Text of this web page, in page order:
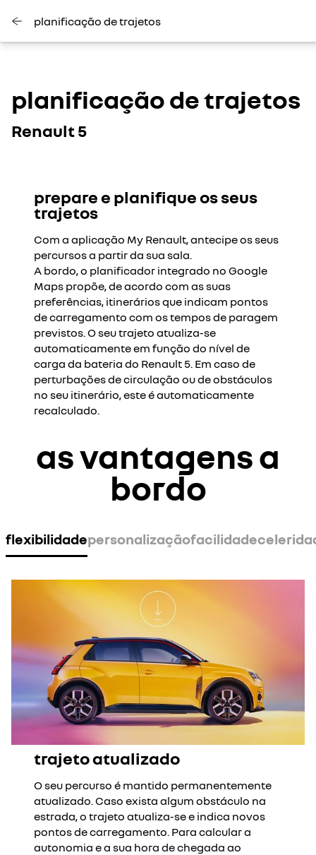
planificação de trajetos
planificação de trajetos
Renault 5
O Youtube está desativado. Autorize o depósito de cookies
sociais para aceder ao conteúdo. (CTA - Permitir)
recusar todos
aceitar todos
prepare e planifique os seus
trajetos
Com a aplicação My Renault, antecipe os seus
percursos a partir da sua sala.
A bordo, o planificador integrado no Google
Maps propõe, de acordo com as suas
preferências, itinerários que indicam pontos
de carregamento com os tempos de paragem
previstos. O seu trajeto atualiza-se
automaticamente em função do nível de
carga da bateria do Renault 5. Em caso de
perturbações de circulação ou de obstáculos
no seu itinerário, este é automaticamente
recalculado.
as vantagens a
bordo
flexibilidadepersonalizaçãofacilidade
trajeto atualizado
O seu percurso é mantido permanentemente
atualizado. Caso exista algum obstáculo na
estrada, o trajeto atualiza-se e indica novos
pontos de carregamento. Para calcular a
autonomia e a sua hora de chegada ao